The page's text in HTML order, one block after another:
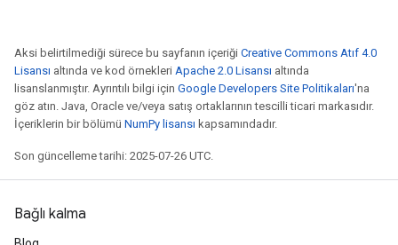
Aksi belirtilmediği sürece bu sayfanın içeriği Creative Commons Atıf 4.0
Lisansı altında ve kod örnekleri Apache 2.0 Lisansı altında
lisanslanmıştır. Ayrıntılı bilgi için Google Developers Site Politikaları'na
göz atın. Java, Oracle ve/veya satış ortaklarının tescilli ticari markasıdır.
İçeriklerin bir bölümü NumPy lisansı kapsamındadır.
Son güncelleme tarihi: 2025-07-26 UTC.
Bağlı kalma